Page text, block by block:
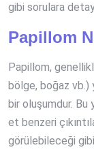
gibi sorulara
Papillom
Papillom,
bölge, boğaz vb.)
bir oluşumdur. Bu
et benzeri
görülebileceği